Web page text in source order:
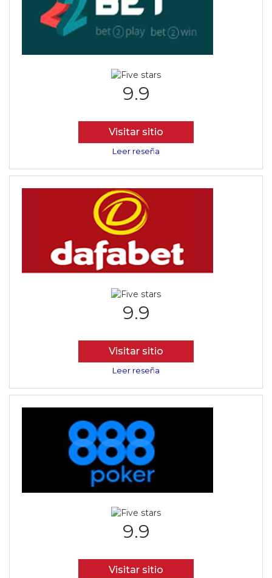
9.9
Visitar sitio
Leer reseña
9.9
Visitar sitio
Leer reseña
9.9
Visitar sitio